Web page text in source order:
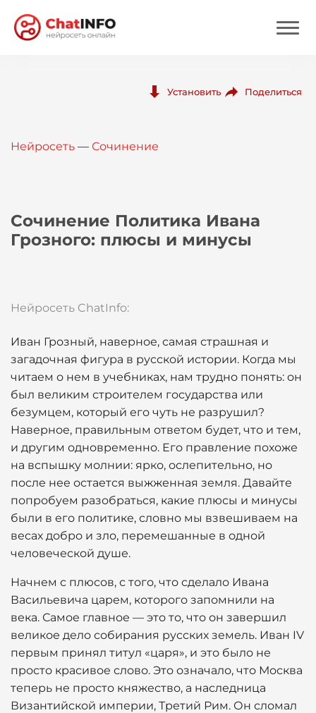
Вход
Установить Поделиться
Нейросеть — Сочинение
Сочинение Политика Ивана
Грозного: плюсы и минусы
Нейросеть ChatInfo:
Иван Грозный, наверное, самая страшная и
загадочная фигура в русской истории. Когда мы
читаем о нем в учебниках, нам трудно понять: он
был великим строителем государства или
безумцем, который его чуть не разрушил?
Наверное, правильным ответом будет, что и тем,
и другим одновременно. Его правление похоже
на вспышку молнии: ярко, ослепительно, но
после нее остается выжженная земля. Давайте
попробуем разобраться, какие плюсы и минусы
были в его политике, словно мы взвешиваем на
весах добро и зло, перемешанные в одной
человеческой душе.
Начнем с плюсов, с того, что сделало Ивана
Васильевича царем, которого запомнили на
века. Самое главное — это то, что он завершил
великое дело собирания русских земель. Иван IV
первым принял титул «царя», и это было не
просто красивое слово. Это означало, что Москва
теперь не просто княжество, а наследница
Византийской империи, Третий Рим. Он сломал